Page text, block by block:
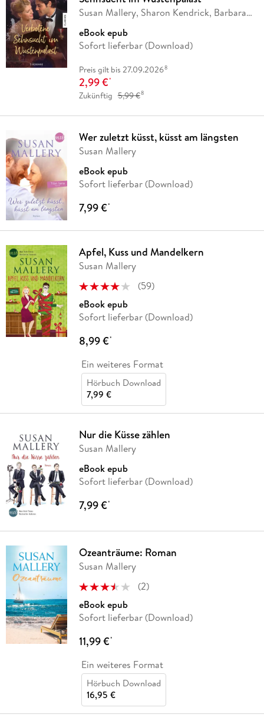
Susan Mallery, Sharon Kendrick, Barbara
eBook epub
Sofort lieferbar (Download)
Preis gilt bis 27.09.20268
2,99 €*
Zukünftig 5,99 €8
Wer zuletzt küsst, küsst am längsten
Susan Mallery
eBook epub
Sofort lieferbar (Download)
7,99 €*
Apfel, Kuss und Mandelkern
Susan Mallery
(59)
eBook epub
Sofort lieferbar (Download)
8,99 €*
Ein weiteres Format
Hörbuch Download
7,99 €
Nur die Küsse zählen
Susan Mallery
eBook epub
Sofort lieferbar (Download)
7,99 €*
Ozeanträume: Roman
Susan Mallery
(2)
eBook epub
Sofort lieferbar (Download)
11,99 €*
Ein weiteres Format
Hörbuch Download
16,95 €